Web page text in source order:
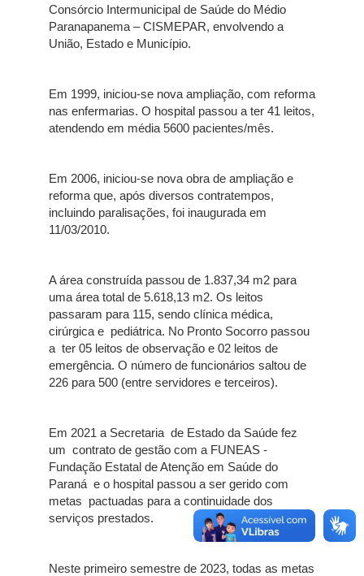
Consórcio Intermunicipal de Saúde do Médio
Paranapanema – CISMEPAR, envolvendo a
União, Estado e Município.
Em 1999, iniciou-se nova ampliação, com reforma
nas enfermarias. O hospital passou a ter 41 leitos,
atendendo em média 5600 pacientes/mês.
Em 2006, iniciou-se nova obra de ampliação e
reforma que, após diversos contratempos,
incluindo paralisações, foi inaugurada em
11/03/2010.
A área construída passou de 1.837,34 m2 para
uma área total de 5.618,13 m2. Os leitos
passaram para 115, sendo clínica médica,
cirúrgica e pediátrica. No Pronto Socorro passou
a ter 05 leitos de observação e 02 leitos de
emergência. O número de funcionários saltou de
226 para 500 (entre servidores e terceiros).
Em 2021 a Secretaria de Estado da Saúde fez
um contrato de gestão com a FUNEAS -
Fundação Estatal de Atenção em Saúde do
Paraná e o hospital passou a ser gerido com
metas pactuadas para a continuidade dos
serviços prestados.
Neste primeiro semestre de 2023, todas as metas